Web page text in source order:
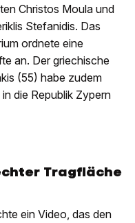
Christos Moula und
Stefanidis. Das
ordnete eine
an. Der griechische
(55) habe zudem
die Republik Zypern
Tragfläche
ein Video, das den